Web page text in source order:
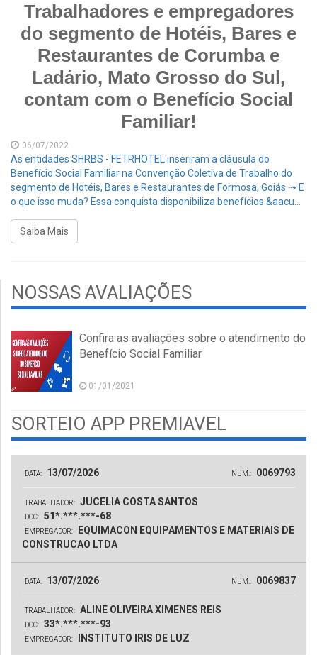
Trabalhadores e empregadores
do segmento de Hotéis, Bares e
Restaurantes de Corumba e
Ladário, Mato Grosso do Sul,
contam com o Benefício Social
Familiar!
06/07/2022
As entidades SHRBS - FETRHOTEL inseriram a cláusula do
Benefício Social Familiar na Convenção Coletiva de Trabalho do
segmento de Hotéis, Bares e Restaurantes de Formosa, Goiás ⇢ E
o que isso muda? Essa conquista disponibiliza benefícios &aacu...
Saiba Mais
NOSSAS AVALIAÇÕES
Confira as avaliações sobre o atendimento do
Benefício Social Familiar
01/01/2021
SORTEIO APP PREMIAVEL
DATA: 13/07/2026 NUM.: 0069793
TRABALHADOR: JUCELIA COSTA SANTOS
DOC: 51*.***.***-68
EMPREGADOR:
EQUIMACON EQUIPAMENTOS E MATERIAIS DE
CONSTRUCAO LTDA
DATA: 13/07/2026 NUM.: 0069837
TRABALHADOR: ALINE OLIVEIRA XIMENES REIS
DOC: 33*.***.***-93
EMPREGADOR: INSTITUTO IRIS DE LUZ